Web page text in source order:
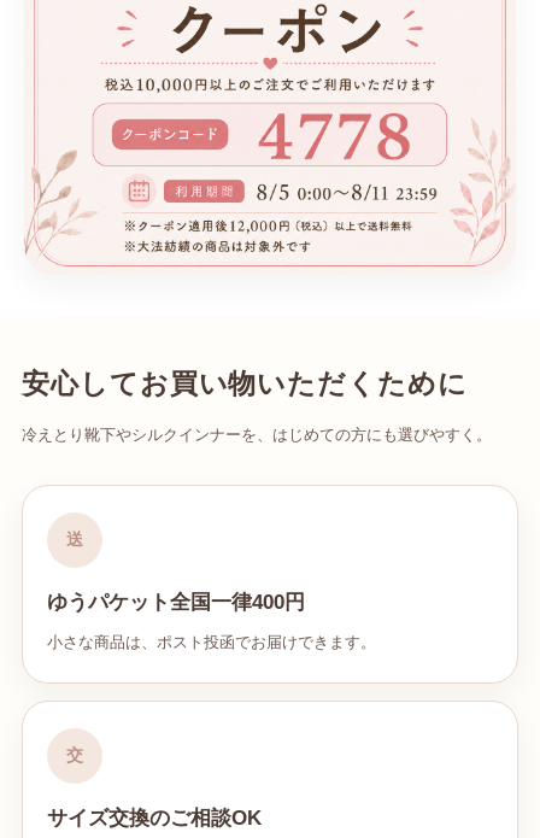
安心してお買い物いただくために
冷えとり靴下やシルクインナーを、はじめての方にも選びやすく。
送
ゆうパケット全国一律400円
小さな商品は、ポスト投函でお届けできます。
交
サイズ交換のご相談OK